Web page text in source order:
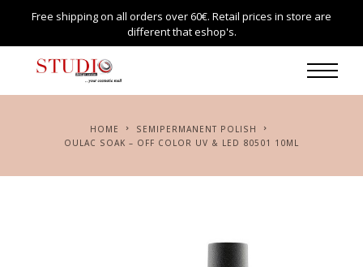
Free shipping on all orders over 60€. Retail prices in store are
different that eshop's.
HOME
SEMIPERMANENT POLISH
OULAC SOAK – OFF COLOR UV & LED 80501 10ML